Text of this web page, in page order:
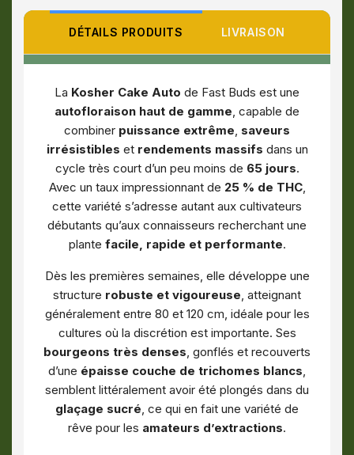
DÉTAILS PRODUITS LIVRAISON
La Kosher Cake Auto de Fast Buds est une
autofloraison haut de gamme, capable de
combiner puissance extrême, saveurs
irrésistibles et rendements massifs dans un
cycle très court d’un peu moins de 65 jours.
Avec un taux impressionnant de 25 % de THC,
cette variété s’adresse autant aux cultivateurs
débutants qu’aux connaisseurs recherchant une
plante facile, rapide et performante.
Dès les premières semaines, elle développe une
structure robuste et vigoureuse, atteignant
généralement entre 80 et 120 cm, idéale pour les
cultures où la discrétion est importante. Ses
bourgeons très denses, gonflés et recouverts
d’une épaisse couche de trichomes blancs,
semblent littéralement avoir été plongés dans du
glaçage sucré, ce qui en fait une variété de
rêve pour les amateurs d’extractions.